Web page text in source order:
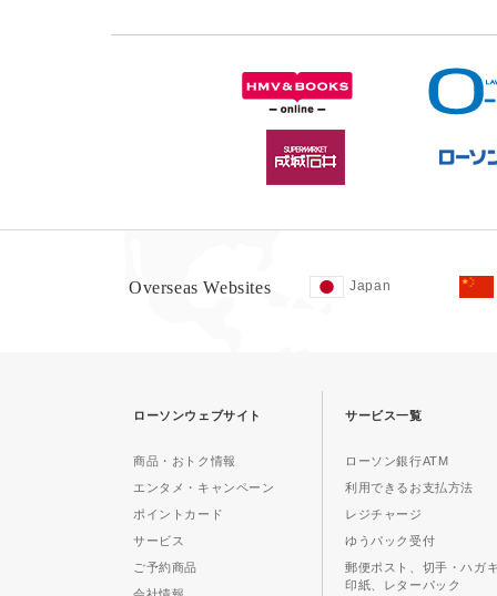
Overseas Websites Japan
ローソンウェブサイト
商品・おトク情報
エンタメ・キャンペーン
ポイントカード
サービス
ご予約商品
サービス一覧
ローソン銀行ATM
利用できるお支払方法
レジチャージ
ゆうパック受付
郵便ポスト、切手・ハガ
印紙、レターパック